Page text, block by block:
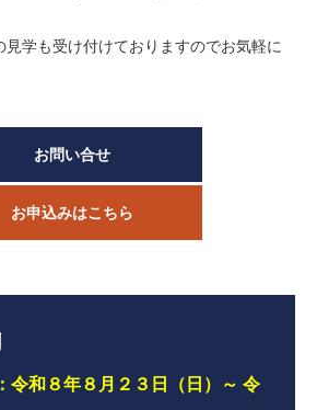
見学も受け付けておりますのでお気軽に
お問い合せ
お申込みはこちら
令和８年８月２３日（日）～ 令